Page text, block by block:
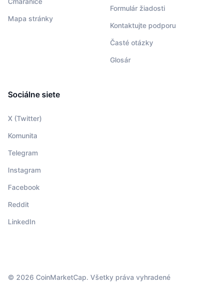
Mapa stránky
Formulár žiadosti
Kontaktujte podporu
Časté otázky
Glosár
Sociálne siete
X (Twitter)
Komunita
Telegram
Instagram
Facebook
Reddit
LinkedIn
© 2026 CoinMarketCap. Všetky práva vyhradené